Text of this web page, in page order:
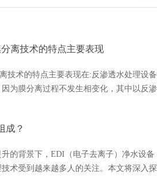
值范围
为膜分离过程不发生相变化，其中以反渗
国家的能源危机有相当的意义
术受到越来越多人的关注。本文将深入探
统